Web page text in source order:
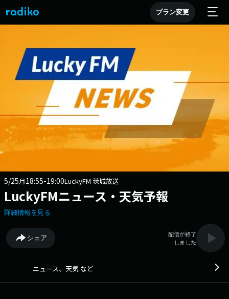
プラン変更
5/25月18:55-19:00LuckyFM 茨城放送
LuckyFMニュース・天気予報
詳細情報を見る
シェア
配信が終了
しました
ニュース、天気 など